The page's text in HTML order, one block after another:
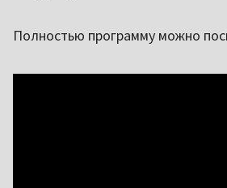
Полностью программу можно